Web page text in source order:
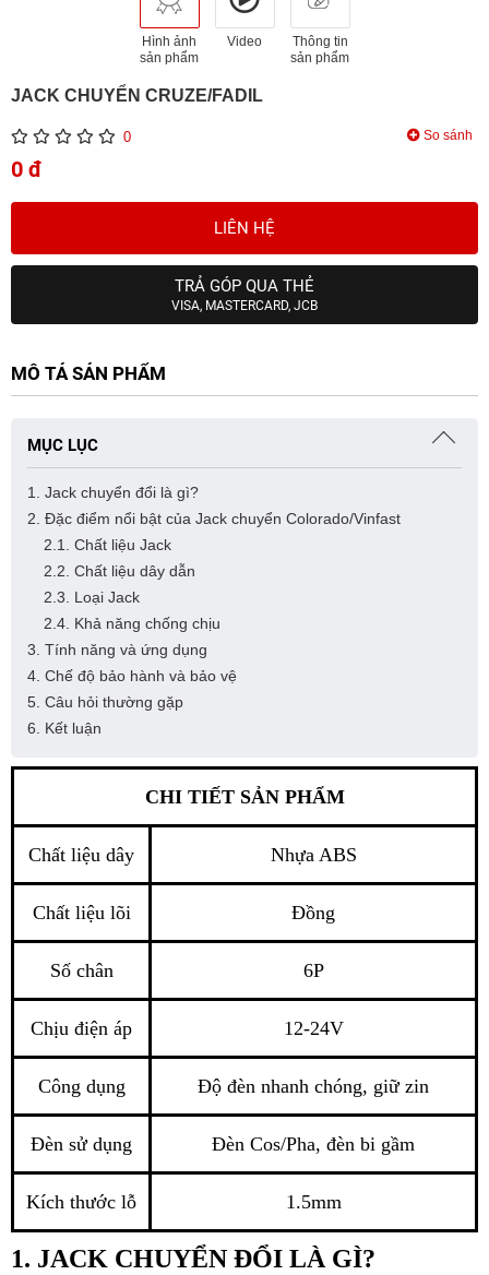
Hình ảnh
sản phẩm
Video
Thông tin
sản phẩm
JACK CHUYỂN CRUZE/FADIL
0 So sánh
0 đ
LIÊN HỆ
TRẢ GÓP QUA THẺ
VISA, MASTERCARD, JCB
MÔ TẢ SẢN PHẨM
MỤC LỤC
1. Jack chuyển đổi là gì?
2. Đặc điểm nổi bật của Jack chuyển Colorado/Vinfast
2.1. Chất liệu Jack
2.2. Chất liệu dây dẫn
2.3. Loại Jack
2.4. Khả năng chống chịu
3. Tính năng và ứng dụng
4. Chế độ bảo hành và bảo vệ
5. Câu hỏi thường gặp
6. Kết luận
CHI TIẾT SẢN PHẨM
Chất liệu dây Nhựa ABS
Chất liệu lõi Đồng
Số chân 6P
Chịu điện áp 12-24V
Công dụng Độ đèn nhanh chóng, giữ zin
Đèn sử dụng Đèn Cos/Pha, đèn bi gầm
Kích thước lỗ 1.5mm
1. JACK CHUYỂN ĐỔI LÀ GÌ?